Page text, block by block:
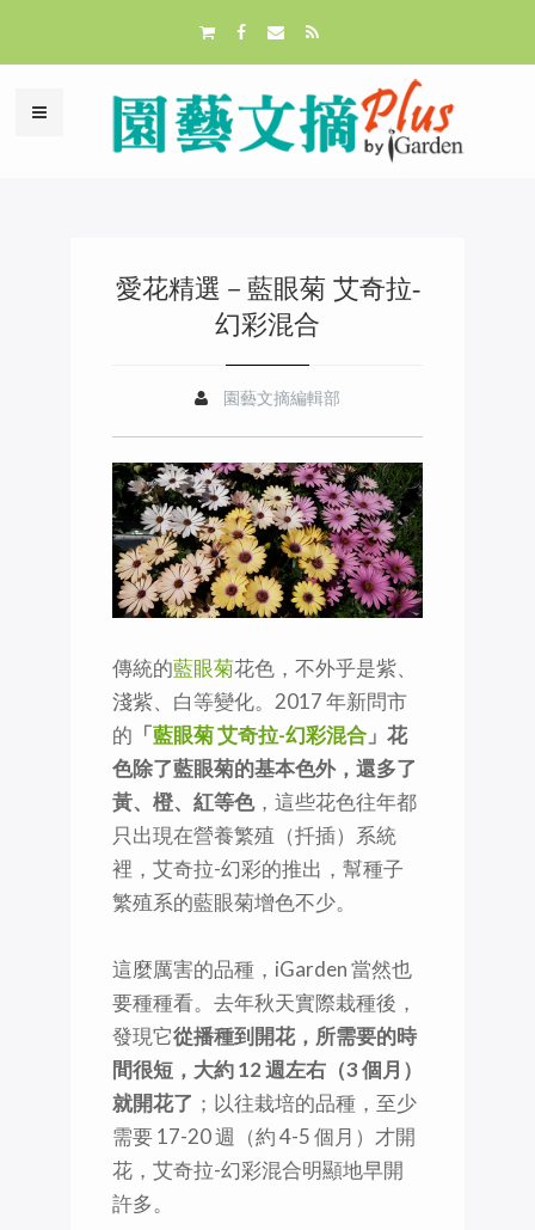
愛花精選－藍眼菊 艾奇拉-
幻彩混合
園藝文摘編輯部
傳統的藍眼菊花色，不外乎是紫、
淺紫、白等變化。2017 年新問市
的 「藍眼菊 艾奇拉-幻彩混合 」花
色除了藍眼菊的基本色外，還多了
黃、橙、紅等色，這些花色往年都
只出現在營養繁殖（扦插）系統
裡，艾奇拉-幻彩的推出，幫種子
繁殖系的藍眼菊增色不少。
這麼厲害的品種，iGarden 當然也
要種種看。去年秋天實際栽種後，
發現它從播種到開花，所需要的時
間很短，大約 12 週左右（3 個月）
就開花了 ；以往栽培的品種，至少
需要 17-20 週（約 4-5 個月）才開
花，艾奇拉-幻彩混合明顯地早開
許多。